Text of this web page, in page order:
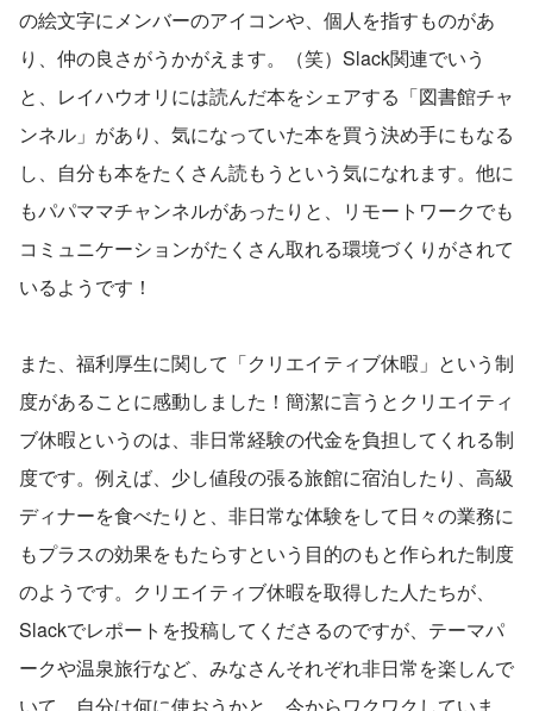
の絵文字にメンバーのアイコンや、個人を指すものがあ
り、仲の良さがうかがえます。（笑）Slack関連でいう
と、レイハウオリには読んだ本をシェアする「図書館チャ
ンネル」があり、気になっていた本を買う決め手にもなる
し、自分も本をたくさん読もうという気になれます。他に
もパパママチャンネルがあったりと、リモートワークでも
コミュニケーションがたくさん取れる環境づくりがされて
いるようです！
また、福利厚生に関して「クリエイティブ休暇」という制
度があることに感動しました！簡潔に言うとクリエイティ
ブ休暇というのは、非日常経験の代金を負担してくれる制
度です。例えば、少し値段の張る旅館に宿泊したり、高級
ディナーを食べたりと、非日常な体験をして日々の業務に
もプラスの効果をもたらすという目的のもと作られた制度
のようです。クリエイティブ休暇を取得した人たちが、
Slackでレポートを投稿してくださるのですが、テーマパ
ークや温泉旅行など、みなさんそれぞれ非日常を楽しんで
いて、自分は何に使おうかと、今からワクワクしていま